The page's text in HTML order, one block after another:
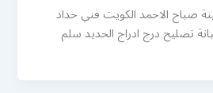
صباح الاحمد الكويت فني حداد
تصليح درج ادراج الحديد سلم